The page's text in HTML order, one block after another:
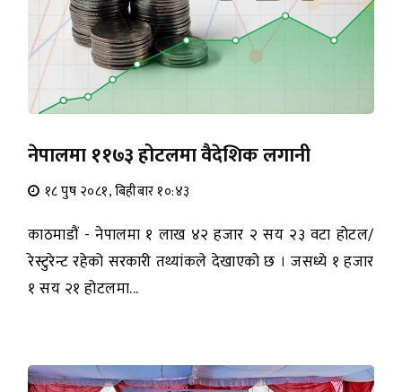
नेपालमा ११७३ होटलमा वैदेशिक लगानी
१८ पुष २०८१, बिहीबार १०:४३
काठमाडौं - नेपालमा १ लाख ४२ हजार २ सय २३ वटा होटल/
रेस्टुरेन्ट रहेको सरकारी तथ्यांकले देखाएको छ । जसध्ये १ हजार
१ सय २१ होटलमा...